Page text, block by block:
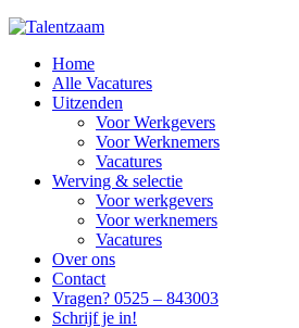
Home
Alle Vacatures
Uitzenden
Voor Werkgevers
Voor Werknemers
Vacatures
Werving & selectie
Voor werkgevers
Voor werknemers
Vacatures
Over ons
Contact
Vragen? 0525 – 843003
Schrijf je in!